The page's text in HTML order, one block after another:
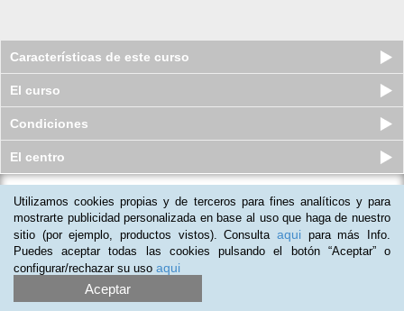
Características de este curso
El curso
Condiciones
El centro
Marketing en Redes Sociales e
Implantación de Negocio Electrónico
Plazas disponibles
$103.500ars $103.500ars
Utilizamos cookies propias y de terceros para fines analíticos y para
mostrarte publicidad personalizada en base al uso que haga de nuestro
sitio (por ejemplo, productos vistos). Consulta aqui para más Info.
Puedes aceptar todas las cookies pulsando el botón “Aceptar” o
configurar/rechazar su uso aqui
Aceptar